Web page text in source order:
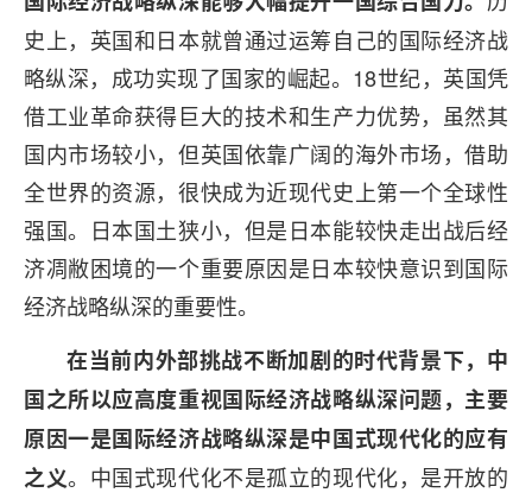
史上，英国和日本就曾通过运筹自己的国际经济战
略纵深，成功实现了国家的崛起。18世纪，英国凭
借工业革命获得巨大的技术和生产力优势，虽然其
国内市场较小，但英国依靠广阔的海外市场，借助
全世界的资源，很快成为近现代史上第一个全球性
强国。日本国土狭小，但是日本能较快走出战后经
济凋敝困境的一个重要原因是日本较快意识到国际
经济战略纵深的重要性。
在当前内外部挑战不断加剧的时代背景下，中
国之所以应高度重视国际经济战略纵深问题，主要
原因一是国际经济战略纵深是中国式现代化的应有
之义。中国式现代化不是孤立的现代化，是开放的